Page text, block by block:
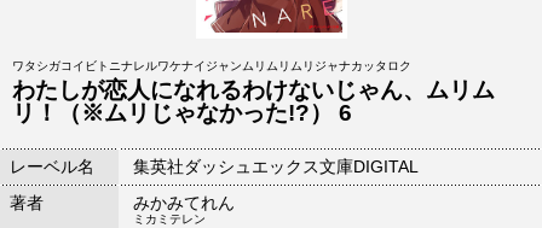
ワタシガコイビトニナレルワケナイジャンムリムリムリジャナカッタロク
わたしが恋人になれるわけないじゃん、ムリム
リ！（※ムリじゃなかった!?） 6
レーベル名
集英社ダッシュエックス文庫DIGITAL
著者
みかみてれん
ミカミテレン